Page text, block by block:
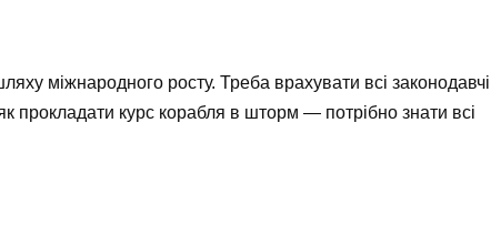
міжнародного росту. Треба врахувати всі законодавчі
прокладати курс корабля в шторм — потрібно знати всі